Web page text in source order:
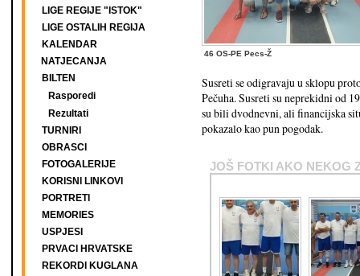
LIGE REGIJE "ISTOK"
LIGE OSTALIH REGIJA
KALENDAR
NATJECANJA
BILTEN
Rasporedi
Rezultati
TURNIRI
OBRASCI
FOTOGALERIJE
KORISNI LINKOVI
PORTRETI
MEMORIES
USPJESI
PRVACI HRVATSKE
REKORDI KUGLANA
46 OS-PE Pecs-Ž
Susreti se odigravaju u sklopu
Pečuha. Susreti su neprekidni od
su bili dvodnevni, ali financijska
pokazalo kao pun pogodak.
JOŠ FOTKI AKO NEKOG